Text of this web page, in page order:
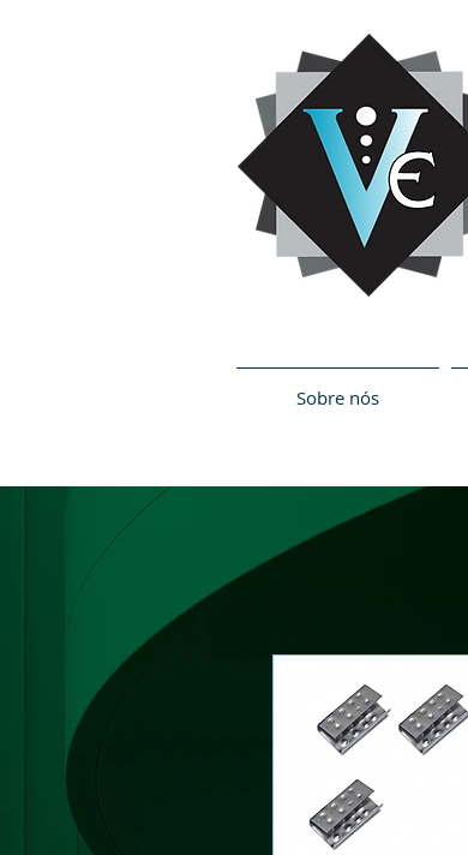
Sobre nós